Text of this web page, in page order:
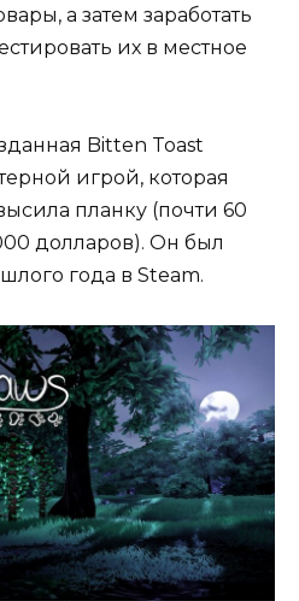
а затем заработать
их в местное
Bitten Toast
игрой, которая
планку (почти 60
долларов). Он был
года в Steam.